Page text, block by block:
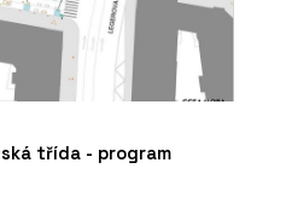
třída - program